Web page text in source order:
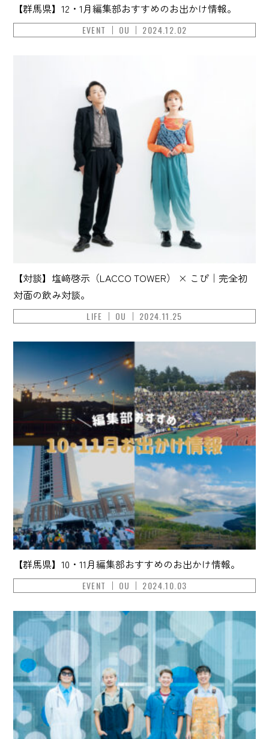
【群馬県】12・1月編集部おすすめのお出かけ情報。
EVENT OU 2024.12.02
【対談】塩﨑啓示（LACCO TOWER） × こぴ｜完全初
対面の飲み対談。
LIFE OU 2024.11.25
【群馬県】10・11月編集部おすすめのお出かけ情報。
EVENT OU 2024.10.03